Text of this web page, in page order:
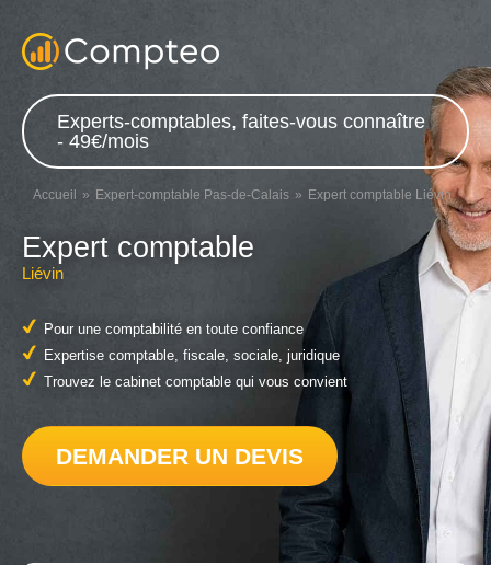
Experts-comptables, faites-vous connaître
- 49€/mois
Accueil Expert-comptable Pas-de-Calais Expert comptable Liévin
Expert comptable
Liévin
Pour une comptabilité en toute confiance
Expertise comptable, fiscale, sociale, juridique
Trouvez le cabinet comptable qui vous convient
DEMANDER UN DEVIS